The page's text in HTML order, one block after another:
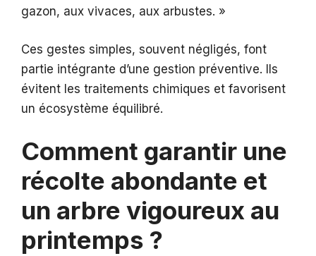
gazon, aux vivaces, aux arbustes. »
Ces gestes simples, souvent négligés, font
partie intégrante d’une gestion préventive. Ils
évitent les traitements chimiques et favorisent
un écosystème équilibré.
Comment garantir une
récolte abondante et
un arbre vigoureux au
printemps ?